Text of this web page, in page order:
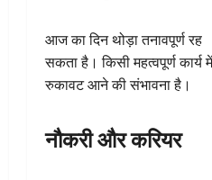
आज का दिन थोड़ा तनावपूर्ण रह
सकता है। किसी महत्वपूर्ण कार्य में
रुकावट आने की संभावना है।
नौकरी और करियर